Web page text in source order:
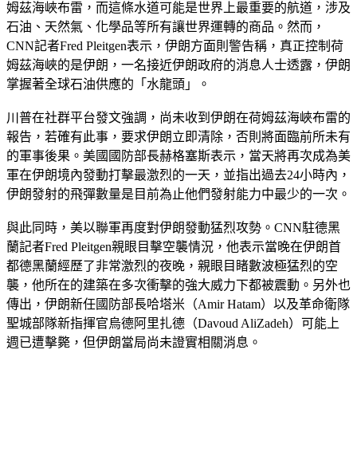
姆茲海峽布雷，而這條水道可能是世界上最重要的航道，涉及
石油、天然氣、化學品等所有讓世界運轉的商品。然而，
CNN記者Fred Pleitgen表示，伊朗方面則警告稱，真正控制荷
姆茲海峽的是伊朗，一名接近伊朗政府的消息人士透露，伊朗
掌握著全球石油供應的「水龍頭」。
川普在社群平台發文強調，尚未收到伊朗在荷姆茲海峽布雷的
報告，若確有此事，要求伊朗立即清除，否則將面臨前所未有
的軍事後果。美國國防部長赫格塞斯表示，當天將再次成為美
軍在伊朗境內發動打擊最激烈的一天，並指出過去24小時內，
伊朗發射的飛彈數量是目前為止他們發射能力中最少的一次。
與此同時，美以聯軍再度對伊朗發動猛烈攻勢。CNN駐德黑
蘭記者Fred Pleitgen親眼目擊空襲情況，他表示當晚在伊朗首
都德黑蘭經歷了非常激烈的夜晚，親眼目睹數波極猛烈的空
襲，他所在的建築在多次衝擊的強大威力下都被震動。另外也
傳出，伊朗新任國防部長哈塔米（Amir Hatam）以及革命衛隊
聖城部隊新指揮官烏德阿里扎德（Davoud AliZadeh）可能上
週已遭擊斃，但伊朗當局尚未證實相關消息。